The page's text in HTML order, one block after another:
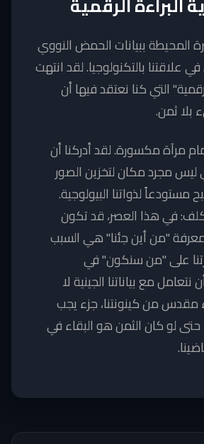
المحيطة ببيانات الحمض النووي
بالتكنولوجيا. لقد انتهت
التي كنا نعتقد فيها أن
ثمن.
مرآة مكسورة. لقد أدركنا أن
ليس مجرد مكان لتخزين الصور
مستودعاً لذواتنا البيولوجية.
في هذا العصر، قد تكون
معرفة "من أين جئنا" هي السبب
على "من سنكون" في
نتعامل مع بياناتنا الجينية لا
من كينونتنا، جزء يجب
لو كان الثمن هو البقاء في